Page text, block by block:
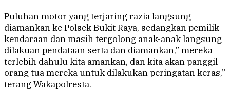
Puluhan motor yang terjaring razia langsung
diamankan ke Polsek Bukit Raya, sedangkan pemilik
kendaraan dan masih tergolong anak-anak langsung
dilakuan pendataan serta dan diamankan,” mereka
terlebih dahulu kita amankan, dan kita akan panggil
orang tua mereka untuk dilakukan peringatan keras,”
terang Wakapolresta.